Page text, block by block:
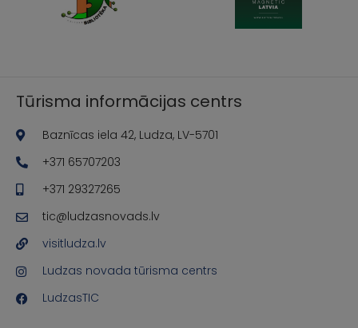
Tūrisma informācijas centrs
Baznīcas iela 42, Ludza, LV-5701
+371 65707203
+371 29327265
tic@ludzasnovads.lv
visitludza.lv
Ludzas novada tūrisma centrs
LudzasTIC